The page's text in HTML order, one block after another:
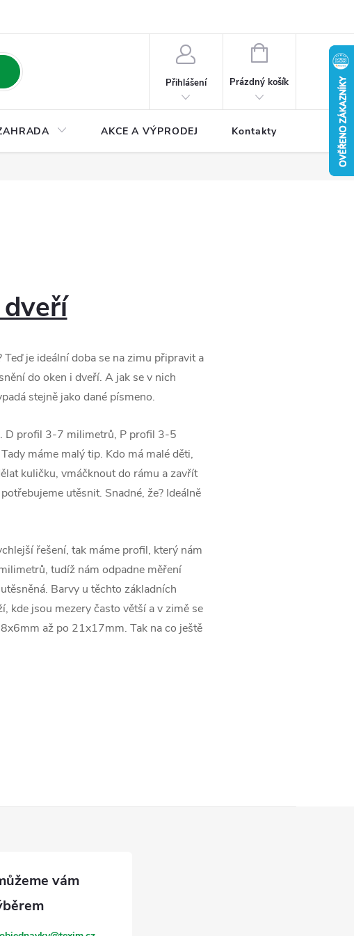
Přihlášení
NÁKUPNÍ
Prázdný košík
AKCE A VÝPRODEJ Kontakty
je ideální doba se na zimu připravit a
do oken i dveří. A jak se v nich
stejně jako dané písmeno.
D profil 3-7 milimetrů, P profil 3-5
máme malý tip. Kdo má malé děti,
kuličku, vmáčknout do rámu a zavřít
utěsnit. Snadné, že? Ideálně
řešení, tak máme profil, který nám
tudíž nám odpadne měření
Barvy u těchto základních
kde jsou mezery často větší a v zimě se
až po 21x17mm. Tak na co ještě